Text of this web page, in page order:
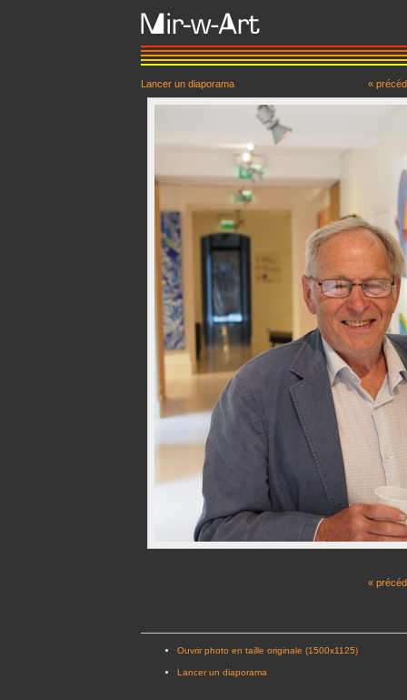
Lancer un diaporama «
«
Ouvrir photo en taille originale (1500x1125)
Lancer un diaporama